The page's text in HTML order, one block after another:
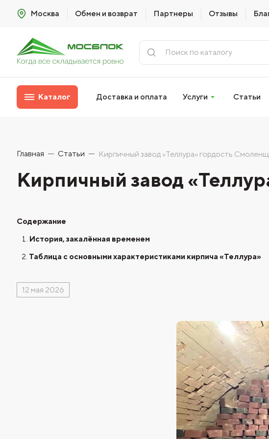
Москва Обмен и возврат Партнеры Отзывы
Каталог Доставка и оплата Услуги Статьи
Главная Статьи Кирпичный завод «Теллура» гордость
Кирпичный завод
Содержание
История, закалённая временем
Таблица с основными характеристиками кирпича «Теллура»
12 мая 2026